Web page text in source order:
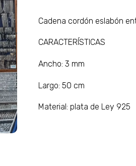
Cadena cordón eslabón
CARACTERÍSTICAS
Ancho: 3 mm
Largo: 50 cm
Material: plata de Ley 925